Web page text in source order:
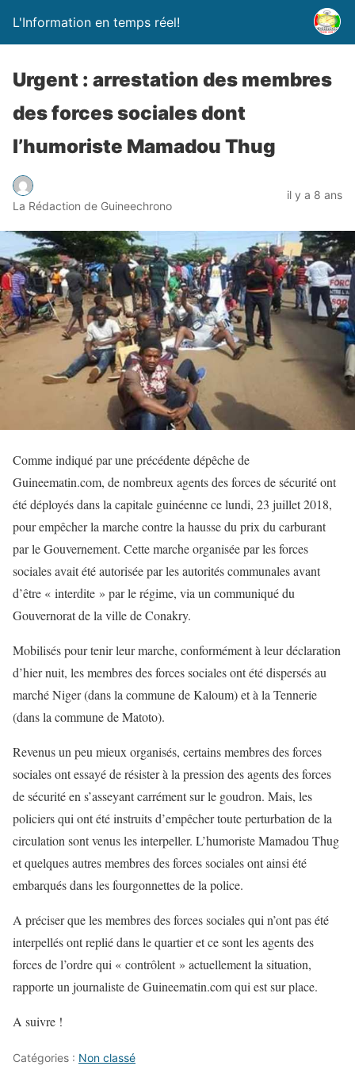
L'Information en temps réel!
Urgent : arrestation des membres
des forces sociales dont
l’humoriste Mamadou Thug
La Rédaction de Guineechrono
il y a 8 ans
Comme indiqué par une précédente dépêche de
Guineematin.com, de nombreux agents des forces de sécurité ont
été déployés dans la capitale guinéenne ce lundi, 23 juillet 2018,
pour empêcher la marche contre la hausse du prix du carburant
par le Gouvernement. Cette marche organisée par les forces
sociales avait été autorisée par les autorités communales avant
d’être « interdite » par le régime, via un communiqué du
Gouvernorat de la ville de Conakry.
Mobilisés pour tenir leur marche, conformément à leur déclaration
d’hier nuit, les membres des forces sociales ont été dispersés au
marché Niger (dans la commune de Kaloum) et à la Tennerie
(dans la commune de Matoto).
Revenus un peu mieux organisés, certains membres des forces
sociales ont essayé de résister à la pression des agents des forces
de sécurité en s’asseyant carrément sur le goudron. Mais, les
policiers qui ont été instruits d’empêcher toute perturbation de la
circulation sont venus les interpeller. L’humoriste Mamadou Thug
et quelques autres membres des forces sociales ont ainsi été
embarqués dans les fourgonnettes de la police.
A préciser que les membres des forces sociales qui n’ont pas été
interpellés ont replié dans le quartier et ce sont les agents des
forces de l’ordre qui « contrôlent » actuellement la situation,
rapporte un journaliste de Guineematin.com qui est sur place.
A suivre !
Catégories : Non classé